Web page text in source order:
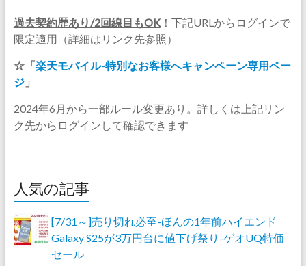
過去契約歴あり/2回線目もOK！下記URLからログインで
限定適用（詳細はリンク先参照）
☆「楽天モバイル-特別なお客様へキャンペーン専用ペー
ジ」
2024年6月から一部ルール変更あり。詳しくは上記リン
ク先からログインして確認できます
人気の記事
[7/31～]売り切れ必至-ほんの1年前ハイエンド
Galaxy S25が3万円台に値下げ祭り-ゲオUQ特価
セール